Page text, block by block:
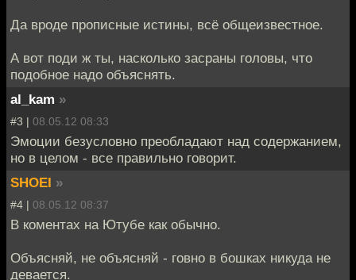
Да вроде прописные истины, всё общеизвестное.
А вот поди ж ты, насколько засраны головы, что
подобное надо объяснять.
al_kam »
#3 | 08.05.12 08:33
Эмоции безусловно преобладают над содержанием,
но в целом - все правильно говорит.
SHOEI »
#4 | 08.05.12 08:37
В коментах на Ютубе как обычно.
Объясняй, не объясняй - говно в бошках никуда не
девается.